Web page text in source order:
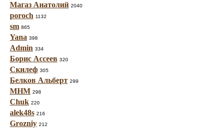
Магаз Анатолий 2040
poroch 1132
sm 865
Yana 398
Admin 334
Борис Ассеев 320
Скилеф 305
Белков Альберт 299
МНМ 298
Chuk 220
alek48s 216
Grozniy 212